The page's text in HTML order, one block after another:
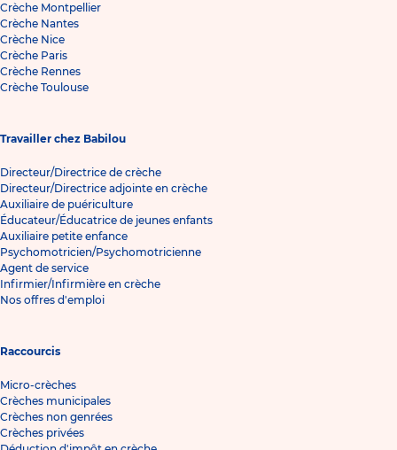
Crèche Montpellier
Crèche Nantes
Crèche Nice
Crèche Paris
Crèche Rennes
Crèche Toulouse
Travailler chez Babilou
Directeur/Directrice de crèche
Directeur/Directrice adjointe en crèche
Auxiliaire de puériculture
Éducateur/Éducatrice de jeunes enfants
Auxiliaire petite enfance
Psychomotricien/Psychomotricienne
Agent de service
Infirmier/Infirmière en crèche
Nos offres d'emploi
Raccourcis
Micro-crèches
Crèches municipales
Crèches non genrées
Crèches privées